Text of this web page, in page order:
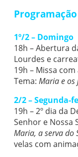
Programação
1º/2 – Domingo
18h – Abertura
Lourdes e
19h – Missa
Tema: Maria e os
2/2 – Segunda-
19h – 2º dia da
Senhor e Nossa
Maria, a serva do
velas com